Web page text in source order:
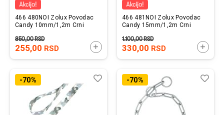
466 480NOI Zolux Povodac
Candy 10mm/1,2m Crni
255,00 RSD
850,00RSD
DODAJTE U KORPU
466 481NOI Zolux Povodac
Candy 15mm/1,2m Crni
330,00 RSD
1.100,00RSD
-70%
Lista
Uporedi-70%